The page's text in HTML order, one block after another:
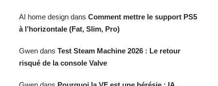
AI home design dans Comment mettre le support PS5
à l’horizontale (Fat, Slim, Pro)
Gwen dans Test Steam Machine 2026 : Le retour
risqué de la console Valve